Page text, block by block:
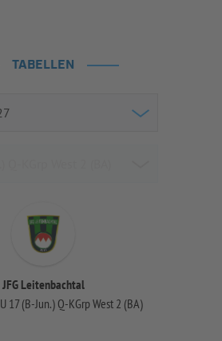
TABELLEN
JFG Leitenbachtal
17 (B-Jun.) Q-KGrp West 2 (BA)